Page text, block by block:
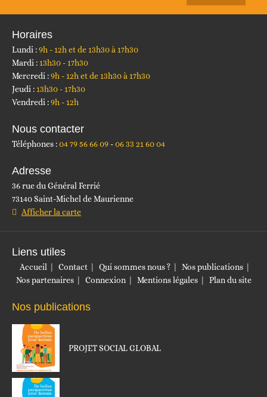
Horaires
Lundi :9h - 12h et de 13h30 à 17h30
Mardi : 13h30 - 17h30
Mercredi :9h - 12h et de 13h30 à 17h30
Jeudi : 13h30 - 17h30
Vendredi :9h - 12h
Nous contacter
Téléphones :04 79 56 66 09 06 33 21 60 04
Adresse
36 rue du Général Ferrié
73140 Saint-Michel de Maurienne
Afficher la carte
Liens utiles
Accueil Contact Qui sommes nous ?
Nos publications
Nos partenaires
Connexion Mentions légales Plan du site
Nos publications
PROJET SOCIAL GLOBAL